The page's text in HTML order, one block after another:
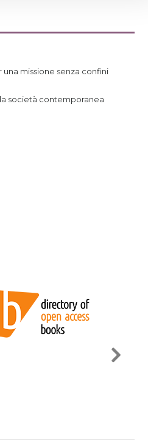
una missione senza confini
società contemporanea